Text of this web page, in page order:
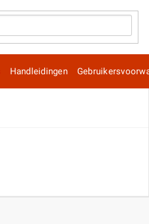
Handleidingen